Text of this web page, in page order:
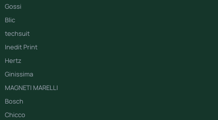
Gossi
Blic
techsuit
Inedit Print
Hertz
Ginissima
MAGNETI MARELLI
Bosch
Chicco